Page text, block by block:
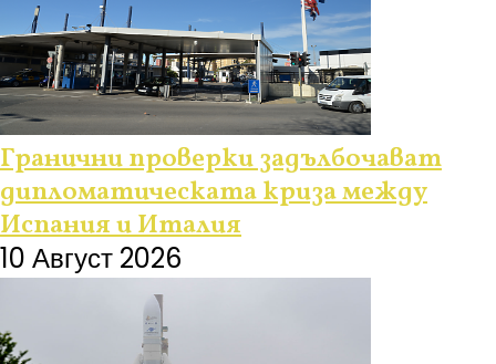
Гранични проверки задълбочават
дипломатическата криза между
Испания и Италия
10 Август 2026